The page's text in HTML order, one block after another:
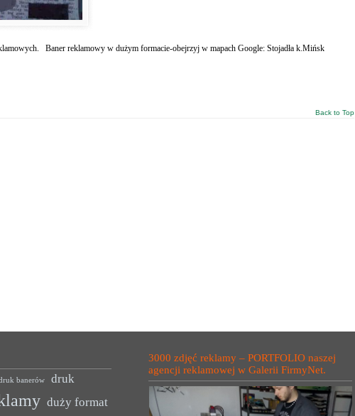
Baner reklamowy w dużym formacie-obejrzyj w mapach Google: Stojadła k.Mińsk
Back to Top
banerów
druk
duży format
3000 zdjęć reklamy – PORTFOLIO naszej
agencji reklamowej w Galerii FirmyNet.